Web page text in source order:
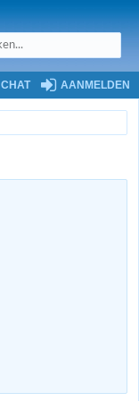
CHAT AANMELDEN